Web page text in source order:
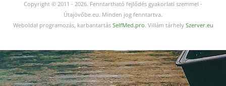
Copyright © 2011 - 2026. Fenntartható fejlődés gyakorlati szemmel -
Útajövőbe.eu. Minden jog fenntartva.
Weboldal programozás, karbantartás SelfMed.pro. Villám tárhely Szerver.eu